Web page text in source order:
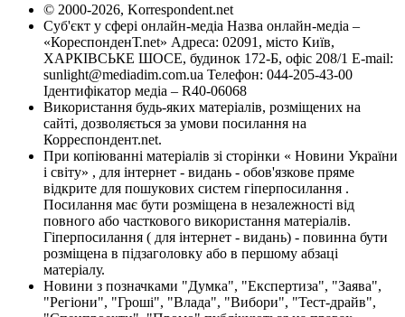
© 2000-2026, Korrespondent.net
Суб'єкт у сфері онлайн-медіа Назва онлайн-медіа –
«КореспонденТ.net» Адреса: 02091, місто Київ,
ХАРКІВСЬКЕ ШОСЕ, будинок 172-Б, офіс 208/1 E-mail:
sunlight@mediadim.com.ua Телефон: 044-205-43-00
Ідентифікатор медіа – R40-06068
Використання будь-яких матеріалів, розміщених на
сайті, дозволяється за умови посилання на
Корреспондент.net.
При копіюванні матеріалів зі сторінки « Новини України
і світу» , для інтернет - видань - обов'язкове пряме
відкрите для пошукових систем гіперпосилання .
Посилання має бути розміщена в незалежності від
повного або часткового використання матеріалів.
Гіперпосилання ( для інтернет - видань) - повинна бути
розміщена в підзаголовку або в першому абзаці
матеріалу.
Новини з позначками "Думка", "Експертиза", "Заява",
"Регіони", "Гроші", "Влада", "Вибори", "Тест-драйв",